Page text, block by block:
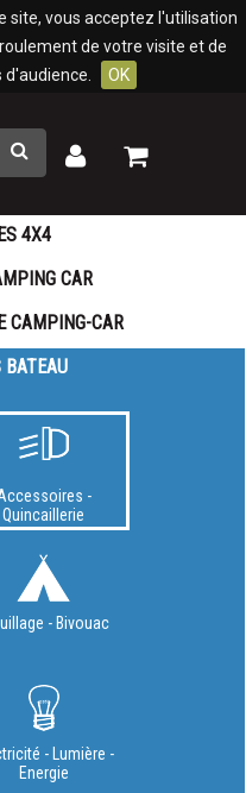
site, vous acceptez l'utilisation
de votre visite et de
OK
Rechercher
Mon
Mon
4X4
CAR
CAMPING-CAR
BATEAU
-
Quincaillerie
- Bivouac
- Lumière -
Energie